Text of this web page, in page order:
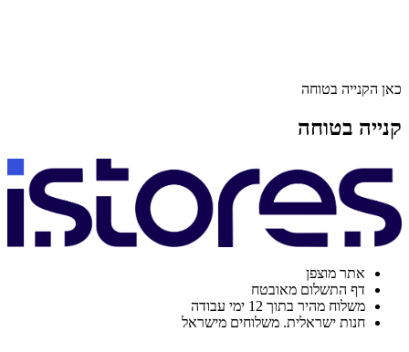
כאן הקנייה בטוחה
קנייה בטוחה
אתר מוצפן
דף התשלום מאובטח
משלוח מהיר בתוך 12 ימי עבודה
חנות ישראלית. משלוחים מישראל